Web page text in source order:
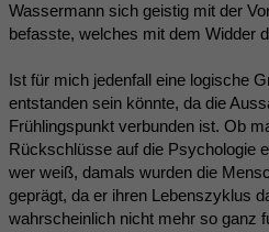
Wassermann sich geistig mit der
befasste, welches mit dem Widder
Ist für mich jedenfall eine logische
entstanden sein könnte, da die
Frühlingspunkt verbunden ist. Ob
Rückschlüsse auf die Psychologie
wer weiß, damals wurden die
geprägt, da er ihren Lebenszyklus
wahrscheinlich nicht mehr so ganz